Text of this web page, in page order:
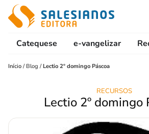
Catequese e-vangelizar
Início / Blog /Lectio 2º domingo Páscoa
RECURSOS
Lectio 2º domingo